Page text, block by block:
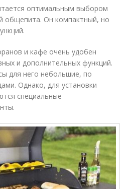
оптимальным выбором
общепита. Он компактный, но
и кафе очень удобен
и дополнительных функций.
для него небольшие, по
Однако, для установки
специальные